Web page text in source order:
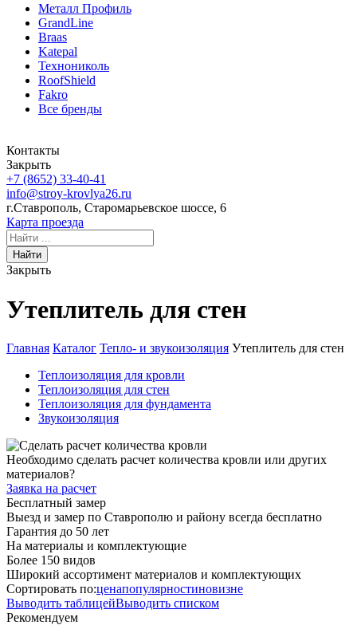
Металл Профиль
GrandLine
Braas
Katepal
Технониколь
RoofShield
Fakro
Все бренды
Контакты
Закрыть
+7 (8652) 33-40-41
info@stroy-krovlya26.ru
г.Ставрополь, Старомарьевское шоссе, 6
Карта проезда
Найти
Закрыть
Утеплитель для стен
Главная Каталог Тепло- и звукоизоляция Утеплитель для стен
Теплоизоляция для кровли
Теплоизоляция для стен
Теплоизоляция для фундамента
Звукоизоляция
Необходимо сделать расчет количества кровли или других
материалов?
Заявка на расчет
Бесплатный замер
Выезд и замер по Ставрополю и району всегда бесплатно
Гарантия до 50 лет
На материалы и комплектующие
Более 150 видов
Широкий ассортимент материалов и комплектующих
Сортировать по:ценапопулярностиновизне
Выводить таблицейВыводить списком
Рекомендуем